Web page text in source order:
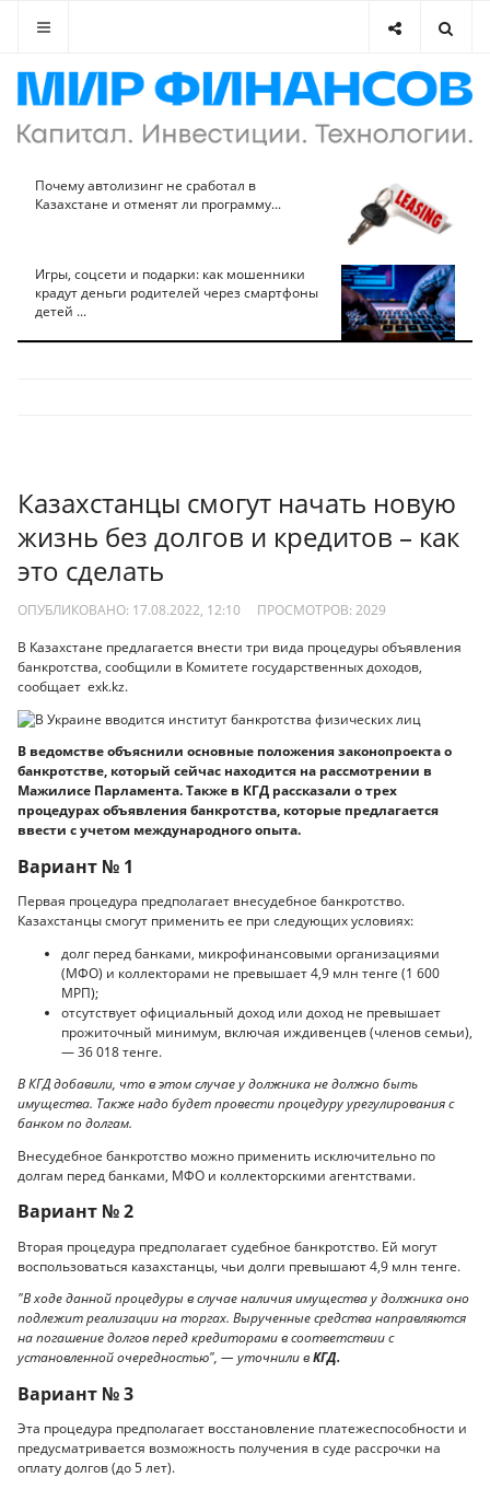
Почему автолизинг не сработал в
Казахстане и отменят ли программу...
Игры, соцсети и подарки: как мошенники
крадут деньги родителей через смартфоны
детей ...
Казахстанцы смогут начать новую
жизнь без долгов и кредитов – как
это сделать
ОПУБЛИКОВАНО: 17.08.2022, 12:10 ПРОСМОТРОВ: 2029
В Казахстане предлагается внести три вида процедуры объявления
банкротства, сообщили в Комитете государственных доходов,
сообщает exk.kz.
В ведомстве объяснили основные положения законопроекта о
банкротстве, который сейчас находится на рассмотрении в
Мажилисе Парламента. Также в КГД рассказали о трех
процедурах объявления банкротства, которые предлагается
ввести с учетом международного опыта.
Вариант № 1
Первая процедура предполагает внесудебное банкротство.
Казахстанцы смогут применить ее при следующих условиях:
долг перед банками, микрофинансовыми организациями
(МФО) и коллекторами не превышает 4,9 млн тенге (1 600
МРП);
отсутствует официальный доход или доход не превышает
прожиточный минимум, включая иждивенцев (членов семьи),
— 36 018 тенге.
В КГД добавили, что в этом случае у должника не должно быть
имущества. Также надо будет провести процедуру урегулирования с
банком по долгам.
Внесудебное банкротство можно применить исключительно по
долгам перед банками, МФО и коллекторскими агентствами.
Вариант № 2
Вторая процедура предполагает судебное банкротство. Ей могут
воспользоваться казахстанцы, чьи долги превышают 4,9 млн тенге.
"В ходе данной процедуры в случае наличия имущества у должника оно
подлежит реализации на торгах. Вырученные средства направляются
на погашение долгов перед кредиторами в соответствии с
установленной очередностью", — уточнили вКГД.
Вариант № 3
Эта процедура предполагает восстановление платежеспособности и
предусматривается возможность получения в суде рассрочки на
оплату долгов (до 5 лет).